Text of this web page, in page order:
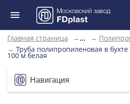
Главная страница → ... →
→ Труба полипропиленовая в
100 м белая
Навигация